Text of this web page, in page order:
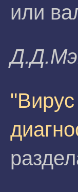
или
"Вирус